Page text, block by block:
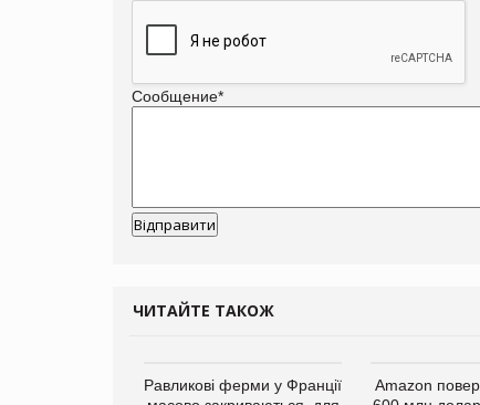
Сообщение*
ЧИТАЙТЕ ТАКОЖ
Равликові ферми у Франції
Amazon